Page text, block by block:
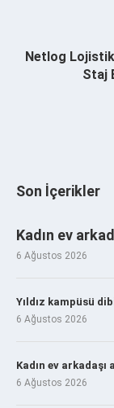
Netlog
Staj
Son İçerikler
Kadın ev
6 Ağustos 2026
Yıldız kampüsü
6 Ağustos 2026
Kadın ev arkadaşı
6 Ağustos 2026